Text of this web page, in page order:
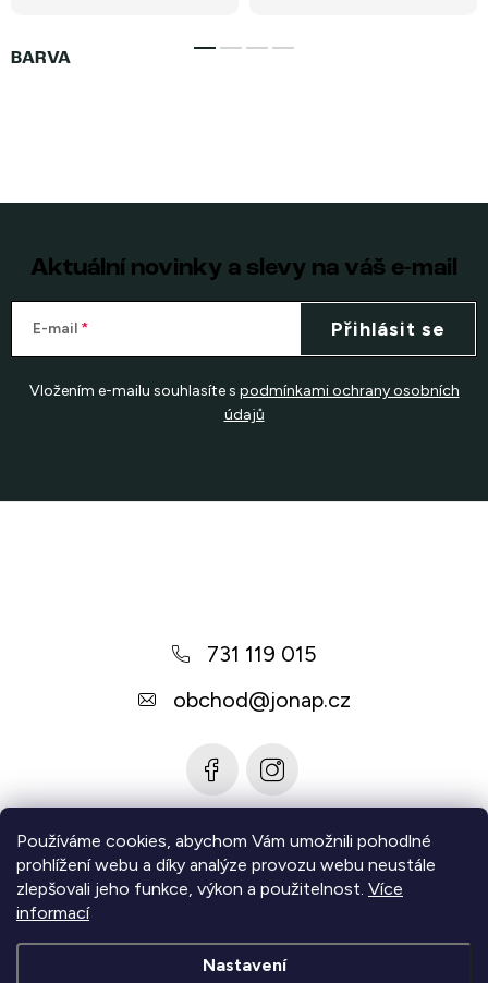
Používáme cookies, abychom Vám umožnili pohodlné
prohlížení webu a díky analýze provozu webu neustále
zlepšovali jeho funkce, výkon a použitelnost. Více
informací
Nastavení
Aktuální novinky a slevy na váš e-mail
E-mail
Vložením e-mailu souhlasíte s podmínkami ochrany osobních
údajů
Přihlásit se
731 119 015
obchod@jonap.cz
Informace pro vás
Zjistěte více